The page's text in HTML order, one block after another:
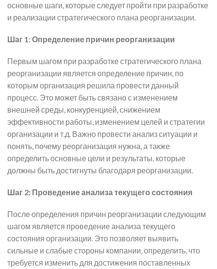
основные шаги, которые следует пройти при разработке
и реализации стратегического плана реорганизации.
Шаг 1: Определение причин реорганизации
Первым шагом при разработке стратегического плана
реорганизации является определение причин, по
которым организация решила провести данный
процесс. Это может быть связано с изменением
внешней среды, конкуренцией, снижением
эффективности работы, изменением целей и стратегии
организации и т.д. Важно провести анализ ситуации и
понять, почему реорганизация нужна, а также
определить основные цели и результаты, которые
должны быть достигнуты благодаря реорганизации.
Шаг 2: Проведение анализа текущего состояния
После определения причин реорганизации следующим
шагом является проведение анализа текущего
состояния организации. Это позволяет выявить
сильные и слабые стороны компании, определить, что
требуется изменить для достижения поставленных